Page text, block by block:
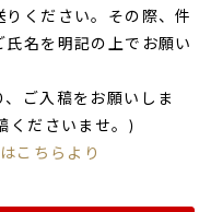
ください。その際、件
名を明記の上でお願い
ご入稿をお願いしま
くださいませ。)
こちらより